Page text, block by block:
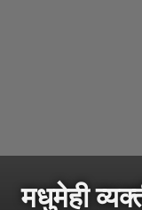
मधुमेही